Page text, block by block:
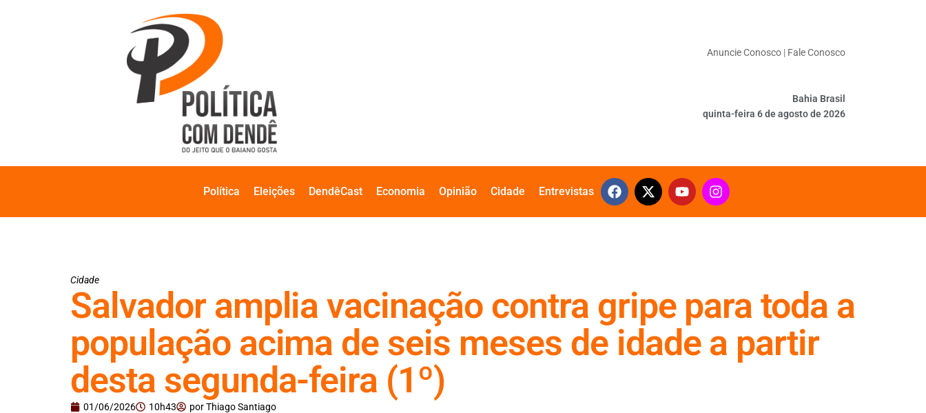
Anuncie Conosco | Fale Conosco
Bahia Brasil
quinta-feira 6 de agosto de 2026
Política Eleições DendêCast Economia Opinião Cidade Entrevistas
Cidade
Salvador amplia vacinação contra gripe para toda a
população acima de seis meses de idade a partir
desta segunda-feira (1º)
01/06/2026 10h43 porThiago Santiago